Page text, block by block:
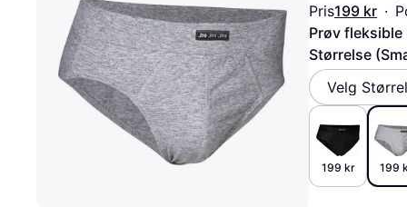
Finansiering
Vipps
Pris199 kr ·
Prøv
Størrelse
Velg
199 kr 199